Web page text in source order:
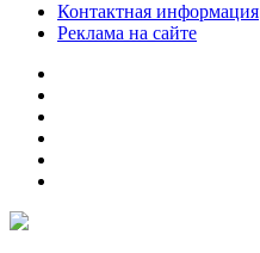
Контактная информация
Реклама на сайте